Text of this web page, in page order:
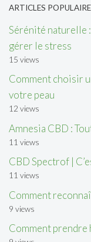
ARTICLES
Sérénité naturelle
gérer le stress
15 views
Comment choisir
votre peau
12 views
Amnesia CBD :
11 views
CBD Spectrof |
11 views
Comment
9 views
Comment prendre